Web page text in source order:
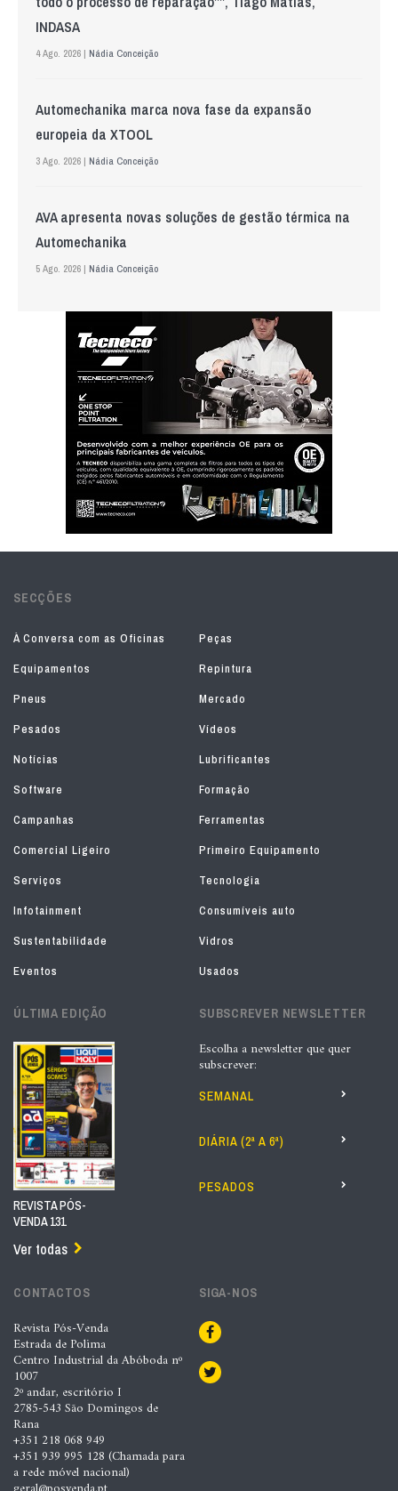
INDASA
4 Ago. 2026 | Nádia Conceição
Automechanika marca nova fase da expansão
europeia da XTOOL
3 Ago. 2026 | Nádia Conceição
AVA apresenta novas soluções de gestão térmica na
Automechanika
5 Ago. 2026 | Nádia Conceição
SECÇÕES
À Conversa com as Oficinas
Peças
Equipamentos
Repintura
Pneus
Mercado
Pesados
Vídeos
Notícias
Lubrificantes
Software
Formação
Campanhas
Ferramentas
Comercial Ligeiro
Primeiro Equipamento
Serviços
Tecnologia
Infotainment
Consumíveis auto
Sustentabilidade
Vidros
Eventos
Usados
ÚLTIMA EDIÇÃO
REVISTA PÓS-
VENDA 131
Ver todas
SUBSCREVER NEWSLETTER
Escolha a newsletter que quer
subscrever:
SEMANAL
DIÁRIA (2ª A 6ª)
PESADOS
CONTACTOS
Revista Pós-Venda
Estrada de Polima
Centro Industrial da Abóboda nº
1007
2º andar, escritório I
2785-543 São Domingos de
Rana
+351 218 068 949
+351 939 995 128 (Chamada para
a rede móvel nacional)
SIGA-NOS